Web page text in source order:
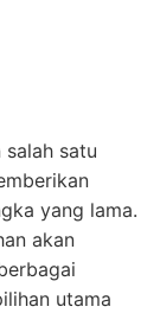
salah satu
yang lama.
akan
utama